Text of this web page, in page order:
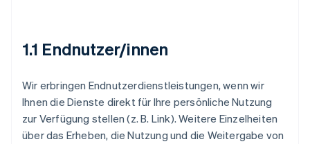
1.1 Endnutzer/innen
Wir erbringen Endnutzerdienstleistungen, wenn wir
Ihnen die Dienste direkt für Ihre persönliche Nutzung
zur Verfügung stellen (z. B. Link). Weitere Einzelheiten
über das Erheben, die Nutzung und die Weitergabe von